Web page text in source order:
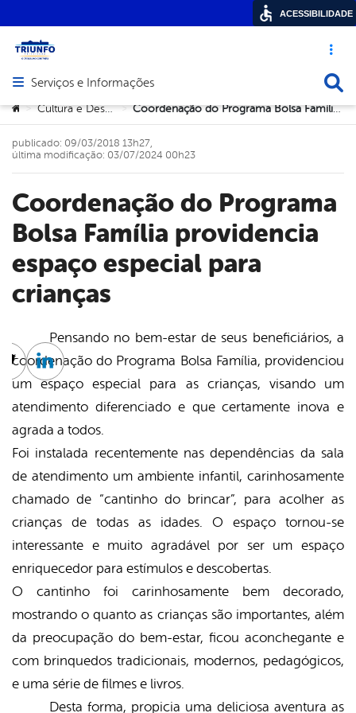
Acesso
Abrir menu principal de navegação
Serviços e Informações
Você está aqui:
> Cultura e Desportos > Coordenação do Programa Bolsa Família providencia espaço especial para crianças
Coordenação do Programa
Bolsa Família providencia
espaço especial para
crianças
publicado: 09/03/2018 13h27,
última modificação: 03/07/2024 00h23
Pensando no bem-estar de seus beneficiários, a
coordenação do Programa Bolsa Família, providenciou
um espaço especial para as crianças, visando um
atendimento diferenciado e que certamente inova e
agrada a todos.
Foi instalada recentemente nas dependências da sala
de atendimento um ambiente infantil, carinhosamente
chamado de “cantinho do brincar”, para acolher as
crianças de todas as idades. O espaço tornou-se
interessante e muito agradável por ser um espaço
enriquecedor para estímulos e descobertas.
O cantinho foi carinhosamente bem decorado,
mostrando o quanto as crianças são importantes, além
da preocupação do bem-estar, ficou aconchegante e
com brinquedos tradicionais, modernos, pedagógicos,
e uma série de filmes e livros.
Desta forma, propicia uma deliciosa aventura as
Twitter
Linkedin
ACESSIBILIDADE